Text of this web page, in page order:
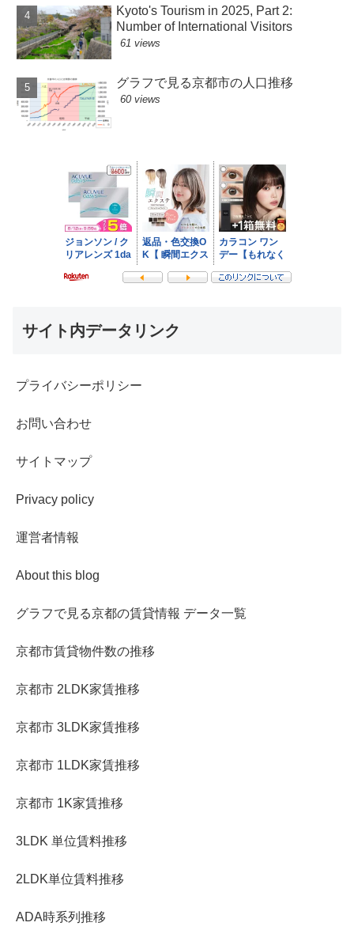
Kyoto's Tourism in 2025, Part 2:
Number of International Visitors
61 views
グラフで見る京都市の人口推移
60 views
サイト内データリンク
プライバシーポリシー
お問い合わせ
サイトマップ
Privacy policy
運営者情報
About this blog
グラフで見る京都の賃貸情報 データ一覧
京都市賃貸物件数の推移
京都市 2LDK家賃推移
京都市 3LDK家賃推移
京都市 1LDK家賃推移
京都市 1K家賃推移
3LDK 単位賃料推移
2LDK単位賃料推移
ADA時系列推移